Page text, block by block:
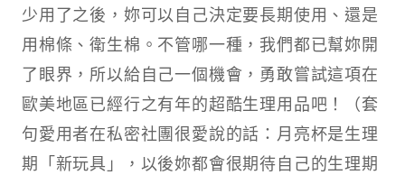
少用了之後，妳可以自己決定要長期使用、還是
用棉條、衛生棉。不管哪一種，我們都已幫妳開
了眼界，所以給自己一個機會，勇敢嘗試這項在
歐美地區已經行之有年的超酷生理用品吧！（套
句愛用者在私密社團很愛說的話：月亮杯是生理
期「新玩具」，以後妳都會很期待自己的生理期